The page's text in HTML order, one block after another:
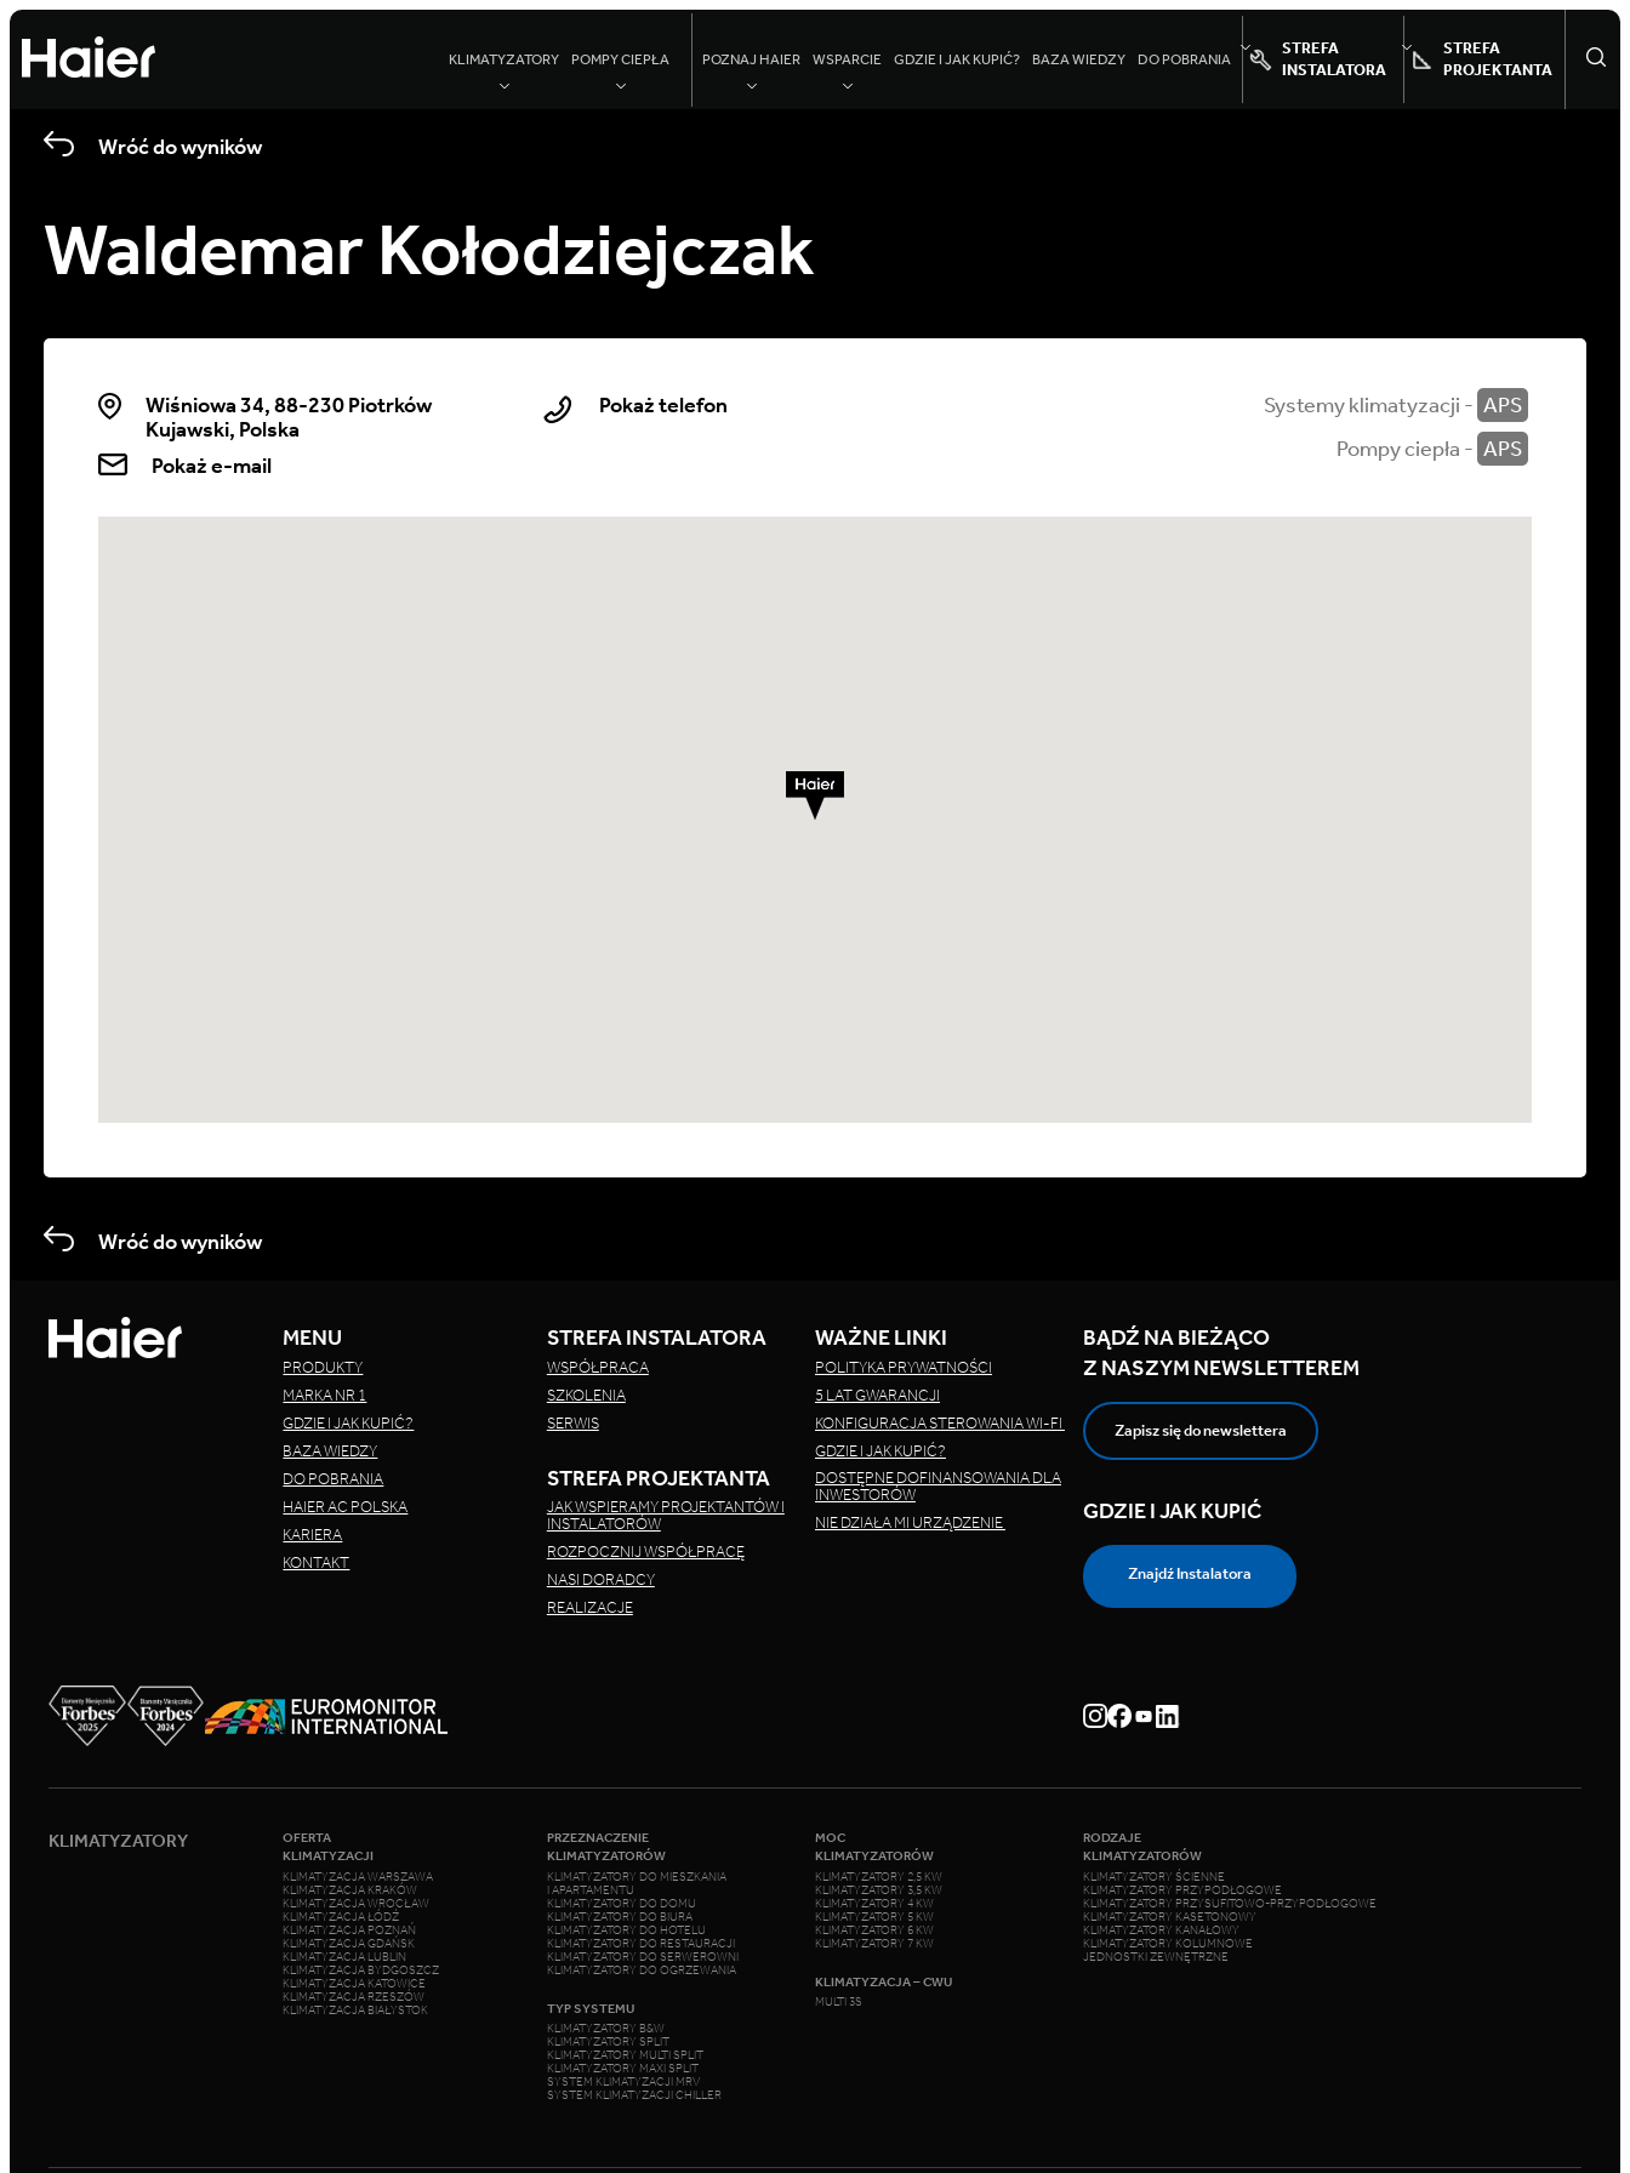
KLIMATYZATORY POMPY CIEPŁA POZNAJ HAIER WSPARCIE GDZIE I JAK KUPIĆ? BAZA WIEDZY DO POBRANIA
STREFA
INSTALATORA
STREFA
PROJEKTANTA
Wróć do wyników
Waldemar Kołodziejczak
Wiśniowa 34, 88-230 Piotrków
Kujawski, Polska
Pokaż telefon
Pokaż e-mail
Systemy klimatyzacji - APS
Pompy ciepła - APS
Wróć do wyników
MENU
PRODUKTY
MARKA NR 1
GDZIE I JAK KUPIĆ?
BAZA WIEDZY
DO POBRANIA
HAIER AC POLSKA
KARIERA
KONTAKT
STREFA INSTALATORA
WSPÓŁPRACA
SZKOLENIA
SERWIS
STREFA PROJEKTANTA
JAK WSPIERAMY PROJEKTANTÓW I
INSTALATORÓW
ROZPOCZNIJ WSPÓŁPRACĘ
NASI DORADCY
REALIZACJE
WAŻNE LINKI
POLITYKA PRYWATNOŚCI
5 LAT GWARANCJI
KONFIGURACJA STEROWANIA WI-FI
GDZIE I JAK KUPIĆ?
DOSTĘPNE DOFINANSOWANIA DLA
INWESTORÓW
NIE DZIAŁA MI URZĄDZENIE
BĄDŹ NA BIEŻĄCO
Z NASZYM NEWSLETTEREM
Zapisz się do newslettera
GDZIE I JAK KUPIĆ
Znajdź Instalatora
KLIMATYZATORY
OFERTA
KLIMATYZACJI
KLIMATYZACJA WARSZAWA
KLIMATYZACJA KRAKÓW
KLIMATYZACJA WROCŁAW
KLIMATYZACJA ŁÓDŹ
KLIMATYZACJA POZNAŃ
KLIMATYZACJA GDAŃSK
KLIMATYZACJA LUBLIN
KLIMATYZACJA BYDGOSZCZ
KLIMATYZACJA KATOWICE
KLIMATYZACJA RZESZÓW
KLIMATYZACJA BIAŁYSTOK
PRZEZNACZENIE
KLIMATYZATORÓW
KLIMATYZATORY DO MIESZKANIA
I APARTAMENTU
KLIMATYZATORY DO DOMU
KLIMATYZATORY DO BIURA
KLIMATYZATORY DO HOTELU
KLIMATYZATORY DO RESTAURACJI
KLIMATYZATORY DO SERWEROWNI
KLIMATYZATORY DO OGRZEWANIA
TYP SYSTEMU
KLIMATYZATORY B&W
KLIMATYZATORY SPLIT
KLIMATYZATORY MULTI SPLIT
KLIMATYZATORY MAXI SPLIT
SYSTEM KLIMATYZACJI MRV
SYSTEM KLIMATYZACJI CHILLER
MOC
KLIMATYZATORÓW
KLIMATYZATORY 2,5 KW
KLIMATYZATORY 3,5 KW
KLIMATYZATORY 4 KW
KLIMATYZATORY 5 KW
KLIMATYZATORY 6 KW
KLIMATYZATORY 7 KW
KLIMATYZACJA – CWU
MULTI 3S
RODZAJE
KLIMATYZATORÓW
KLIMATYZATORY ŚCIENNE
KLIMATYZATORY PRZYPODŁOGOWE
KLIMATYZATORY PRZYSUFITOWO-PRZYPODŁOGOWE
KLIMATYZATORY KASETONOWY
KLIMATYZATORY KANAŁOWY
KLIMATYZATORY KOLUMNOWE
JEDNOSTKI ZEWNĘTRZNE